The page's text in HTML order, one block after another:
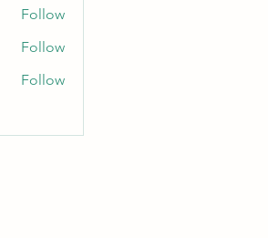
Follow
Follow
Follow